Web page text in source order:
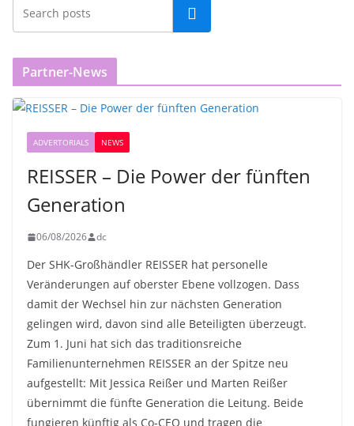
Partner-News
ADVERTORIALS NEWS
REISSER – Die Power der fünften
Generation
06/08/2026 dc
Der SHK-Großhändler REISSER hat personelle
Veränderungen auf oberster Ebene vollzogen. Dass
damit der Wechsel hin zur nächsten Generation
gelingen wird, davon sind alle Beteiligten überzeugt.
Zum 1. Juni hat sich das traditionsreiche
Familienunternehmen REISSER an der Spitze neu
aufgestellt: Mit Jessica Reißer und Marten Reißer
übernimmt die fünfte Generation die Leitung. Beide
fungieren künftig als Co-CEO und tragen die